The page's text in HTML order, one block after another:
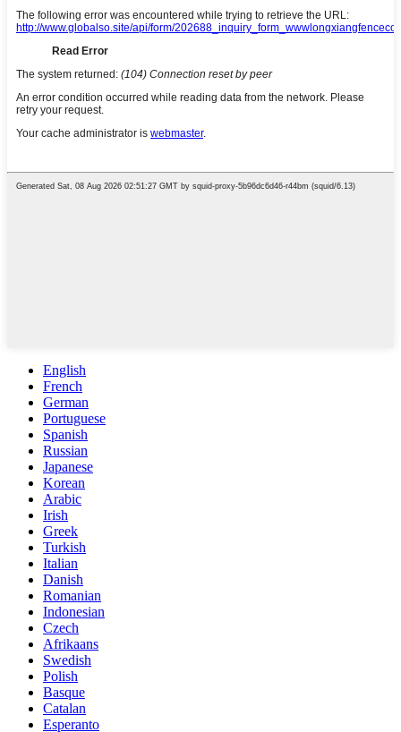
English
French
German
Portuguese
Spanish
Russian
Japanese
Korean
Arabic
Irish
Greek
Turkish
Italian
Danish
Romanian
Indonesian
Czech
Afrikaans
Swedish
Polish
Basque
Catalan
Esperanto